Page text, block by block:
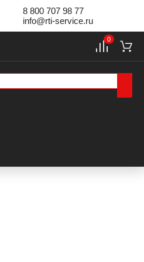
8 800 707 98 77
info@rti-service.ru
0